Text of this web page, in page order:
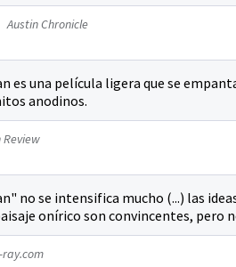
Austin Chronicle
es una película ligera que se
anodinos.
Review
no se intensifica mucho (...) las
onírico son convincentes, pero
ray.com